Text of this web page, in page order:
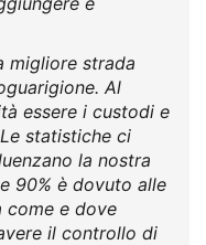
migliore strada
Al
essere i custodi e
statistiche ci
la nostra
90% è dovuto alle
come e dove
il controllo di